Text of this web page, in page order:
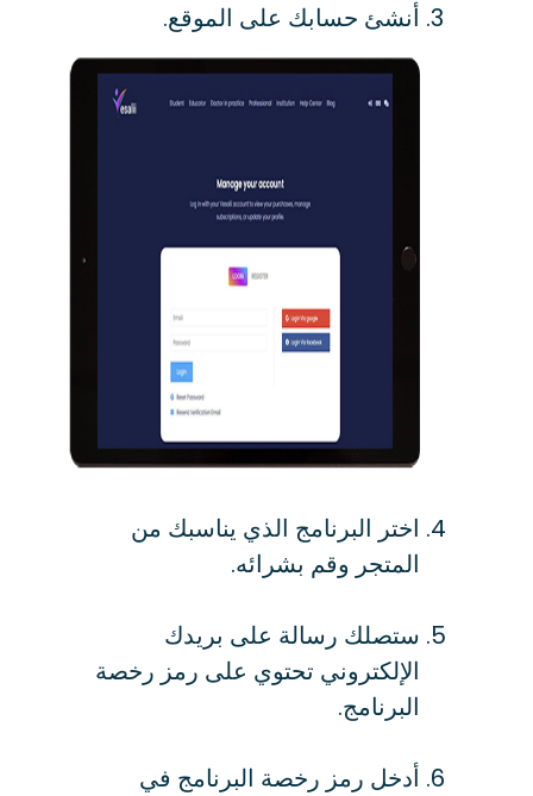
أنشئ حسابك على الموقع.
اختر البرنامج الذي يناسبك من
المتجر وقم بشرائه.
ستصلك رسالة على بريدك
الإلكتروني تحتوي على رمز رخصة
البرنامج.
أدخل رمز رخصة البرنامج في